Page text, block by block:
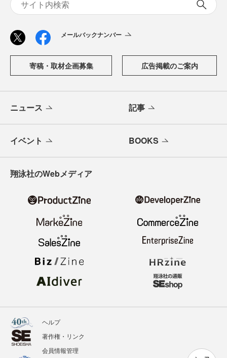
メールバックナンバー
寄稿・取材企画募集 広告掲載のご案内
ニュース 記事
イベント BOOKS
翔泳社のWebメディア
ヘルプ
著作権・リンク
会員情報管理